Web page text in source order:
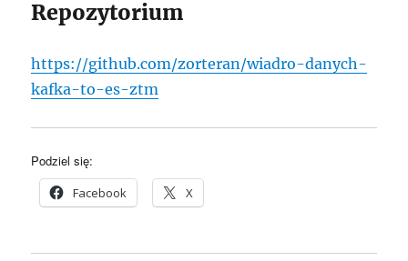
Repozytorium
https://github.com/zorteran/wiadro-danych-
kafka-to-es-ztm
Podziel się:
Facebook X